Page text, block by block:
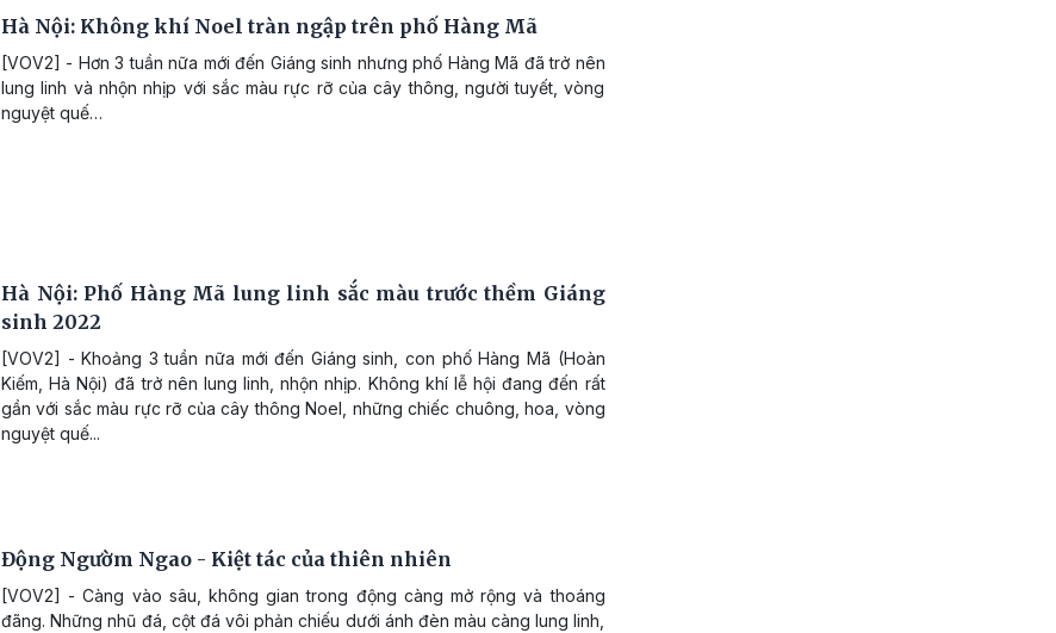
Hà Nội: Không khí Noel tràn ngập trên phố Hàng Mã
[VOV2] - Hơn 3 tuần nữa mới đến Giáng sinh nhưng phố Hàng Mã đã trở nên
lung linh và nhộn nhịp với sắc màu rực rỡ của cây thông, người tuyết, vòng
nguyệt quế…
Hà Nội: Phố Hàng Mã lung linh sắc màu trước thềm Giáng
sinh 2022
[VOV2] - Khoảng 3 tuần nữa mới đến Giáng sinh, con phố Hàng Mã (Hoàn
Kiếm, Hà Nội) đã trở nên lung linh, nhộn nhịp. Không khí lễ hội đang đến rất
gần với sắc màu rực rỡ của cây thông Noel, những chiếc chuông, hoa, vòng
nguyệt quế...
Động Ngườm Ngao - Kiệt tác của thiên nhiên
[VOV2] - Càng vào sâu, không gian trong động càng mở rộng và thoáng
đãng. Những nhũ đá, cột đá vôi phản chiếu dưới ánh đèn màu càng lung linh,